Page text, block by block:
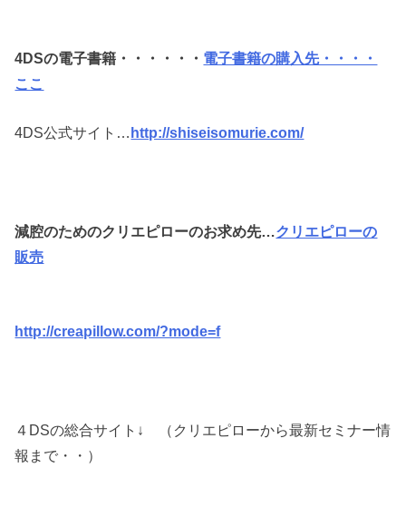
4DSの電子書籍・・・・・・ 電子書籍の購入先・・・・
ここ
4DS公式サイト…http://shiseisomurie.com/
減腔のためのクリエピローのお求め先…クリエピローの
販売
http://creapillow.com/?mode=f
４DSの総合サイト↓ （クリエピローから最新セミナー情
報まで・・）